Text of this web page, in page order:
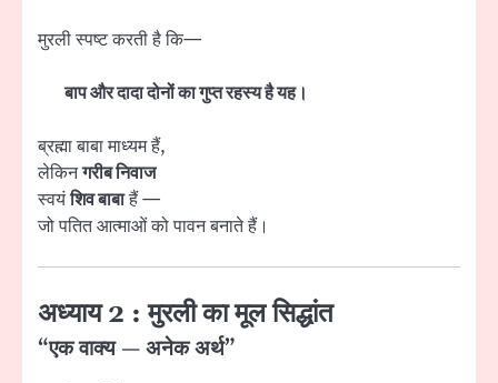
मुरली स्पष्ट करती है कि—
बाप और दादा दोनों का गुप्त रहस्य है यह।
ब्रह्मा बाबा माध्यम हैं,
लेकिनगरीब निवाज
स्वयंशिव बाबाहैं —
जो पतित आत्माओं को पावन बनाते हैं।
अध्याय 2 : मुरली का मूल सिद्धांत
“एक वाक्य — अनेक अर्थ”